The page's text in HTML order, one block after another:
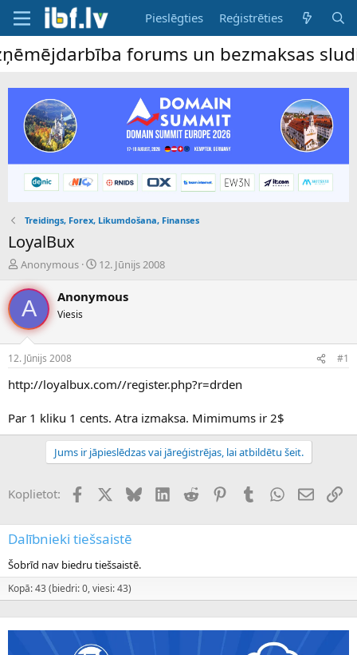
Pieslēgties Reģistrēties
forums un bezmaksas
Treidings, Forex, Likumdošana, Finanses
LoyalBux
P
v
e
d
i
n
a
u
s
ā
s
Anonymous
S
k
a
u
s
12. Jūnijs 2008
A Anonymous
Viesis
12. Jūnijs 2008 #1
http://loyalbux.com//register.php?r=drden
Par 1 kliku 1 cents. Atra izmaksa. Mimimums ir 2$
Jums ir jāpieslēdzas vai jāreģistrējas, lai atbildētu šeit.
Koplietot: FacebookX (Twitter)
BlueskyLinkedInReddit PinterestTumblrWhatsApp
E-pasts
Dalībnieki tiešsaistē
Šobrīd nav biedru tiešsaistē.
Kopā: 43 (biedri: 0, viesi: 43)